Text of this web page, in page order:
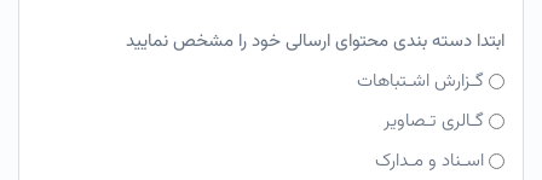
ابتدا دسته بندی محتوای ارسالی خود را مشخص نمایید
گـزارش اشـتباهات
گـالری تـصاویر
اسـناد و مـدارک